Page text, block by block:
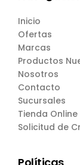
Inicio
Ofertas
Marcas
Productos
Nosotros
Contacto
Sucursales
Tienda Online
Solicitud de